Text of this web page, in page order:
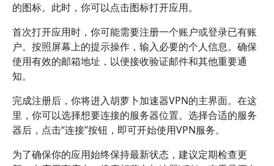
的图标。此时，你可以点击图标打开应用。
首次打开应用时，你可能需要注册一个账户或登录已有账
户。按照屏幕上的提示操作，输入必要的个人信息。确保
使用有效的邮箱地址，以便接收验证邮件和其他重要通
知。
完成注册后，你将进入胡萝卜加速器VPN的主界面。在这
里，你可以选择想要连接的服务器位置。选择合适的服务
器后，点击“连接”按钮，即可开始使用VPN服务。
为了确保你的应用始终保持最新状态，建议定期检查更